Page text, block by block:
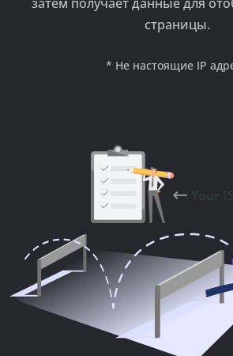
страницы.
* Не настоящие IP